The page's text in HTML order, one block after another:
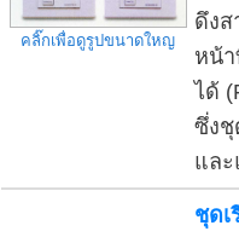
คลิ๊กเพื่อดูรูปขนาดใหญ
ดึงส
หน้
ได้
ซึ่งชุ
และ
ชุด